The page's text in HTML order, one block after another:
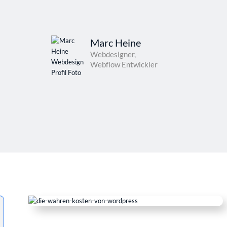
Marc Heine
Webdesigner,
Webflow Entwickler